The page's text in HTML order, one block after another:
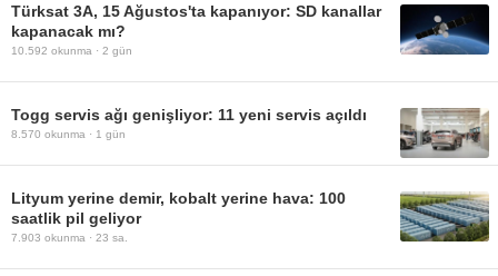
Türksat 3A, 15 Ağustos'ta kapanıyor: SD kanallar
kapanacak mı?
10.592 okunma · 2 gün
Togg servis ağı genişliyor: 11 yeni servis açıldı
8.570 okunma · 1 gün
Lityum yerine demir, kobalt yerine hava: 100
saatlik pil geliyor
7.903 okunma · 23 sa.